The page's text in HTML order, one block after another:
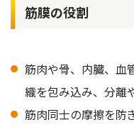
筋膜の役割
筋肉や骨、内臓、血
織を包み込み、分離
筋肉同士の摩擦を防